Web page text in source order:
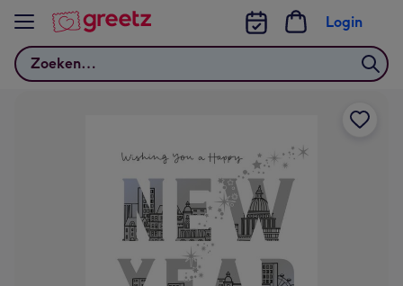
Bekijk meer
Zoeken
Login